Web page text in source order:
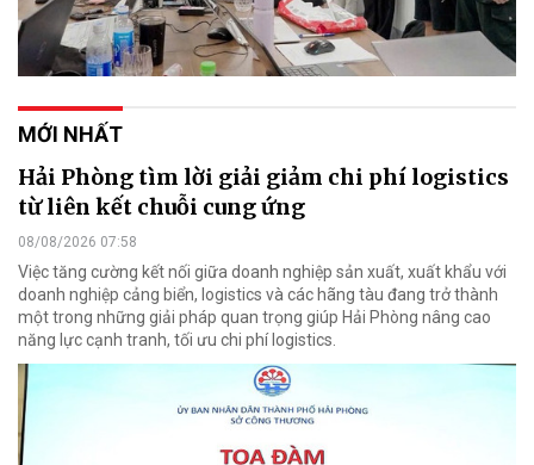
MỚI NHẤT
Hải Phòng tìm lời giải giảm chi phí logistics
từ liên kết chuỗi cung ứng
08/08/2026 07:58
Việc tăng cường kết nối giữa doanh nghiệp sản xuất, xuất khẩu với
doanh nghiệp cảng biển, logistics và các hãng tàu đang trở thành
một trong những giải pháp quan trọng giúp Hải Phòng nâng cao
năng lực cạnh tranh, tối ưu chi phí logistics.